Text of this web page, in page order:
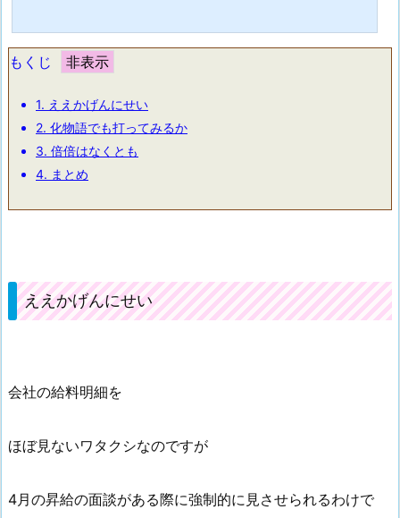
広く利用されています。10年以上も会社で掃除をしてきましたがこのほうきの名前を初
めて知りました。世の中知らない事...
もくじ
1. ええかげんにせい
2. 化物語でも打ってみるか
3. 倍倍はなくとも
4. まとめ
ええかげんにせい
会社の給料明細を
ほぼ見ないワタクシなのですが
4月の昇給の面談がある際に強制的に見させられるわけで